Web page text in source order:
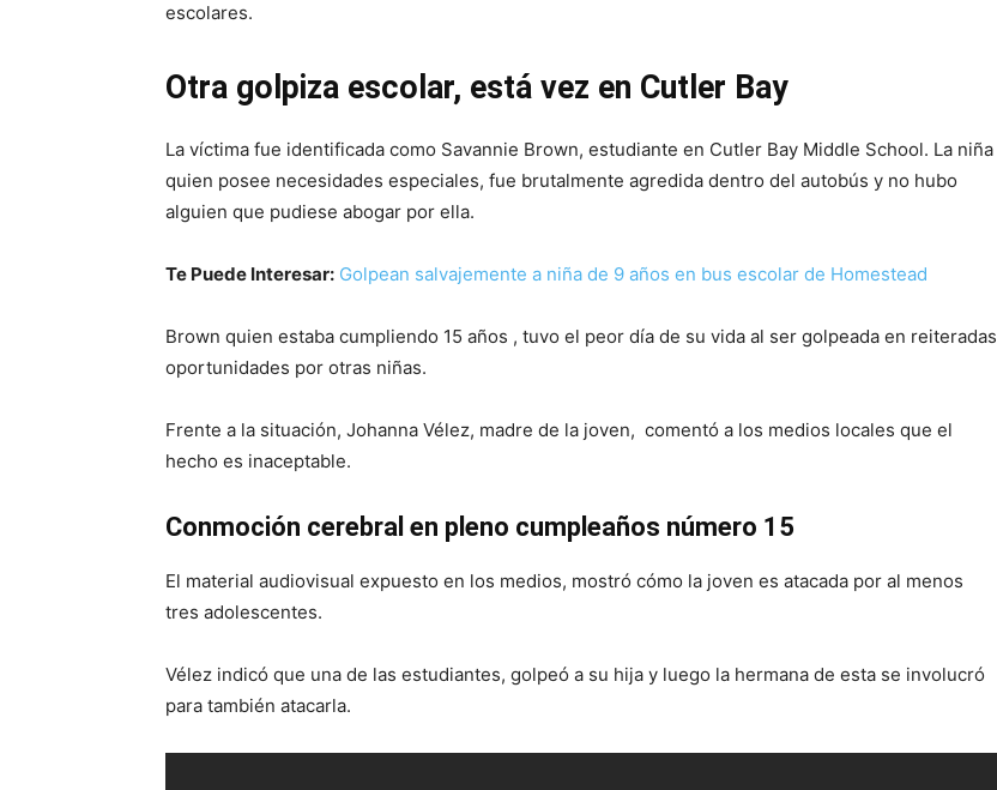
escolares.
Otra golpiza escolar, está vez en Cutler Bay
La víctima fue identificada como Savannie Brown, estudiante en Cutler Bay Middle School. La niña
quien posee necesidades especiales, fue brutalmente agredida dentro del autobús y no hubo
alguien que pudiese abogar por ella.
Te Puede Interesar: Golpean salvajemente a niña de 9 años en bus escolar de Homestead
Brown quien estaba cumpliendo 15 años , tuvo el peor día de su vida al ser golpeada en reiteradas
oportunidades por otras niñas.
Frente a la situación, Johanna Vélez, madre de la joven, comentó a los medios locales que el
hecho es inaceptable.
Conmoción cerebral en pleno cumpleaños número 15
El material audiovisual expuesto en los medios, mostró cómo la joven es atacada por al menos
tres adolescentes.
Vélez indicó que una de las estudiantes, golpeó a su hija y luego la hermana de esta se involucró
para también atacarla.